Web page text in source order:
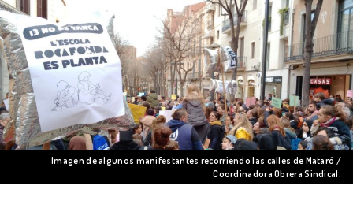
Imagen de algunos manifestantes recorriendo las calles de Mataró /
Coordinadora Obrera Sindical.